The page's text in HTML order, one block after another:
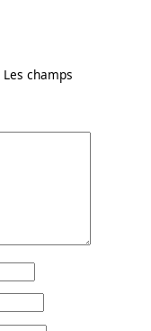
Les champs